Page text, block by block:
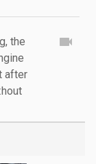
the
after